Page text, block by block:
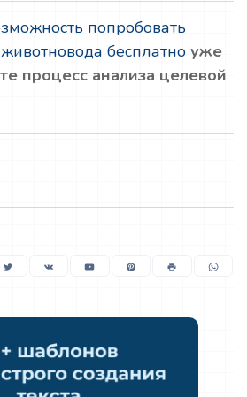
попробовать
бесплатно уже
процесс анализа целевой